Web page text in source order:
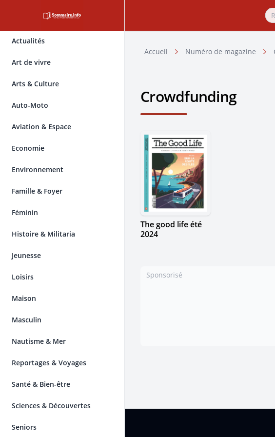
Actualités
Art de vivre
Arts & Culture
Auto-Moto
Aviation & Espace
Economie
Environnement
Famille & Foyer
Féminin
Histoire & Militaria
Jeunesse
Loisirs
Maison
Masculin
Nautisme & Mer
Reportages & Voyages
Santé & Bien-être
Sciences & Découvertes
Seniors
Accueil Numéro de magazine
Crowdfunding
The good life été
2024
Sponsorisé